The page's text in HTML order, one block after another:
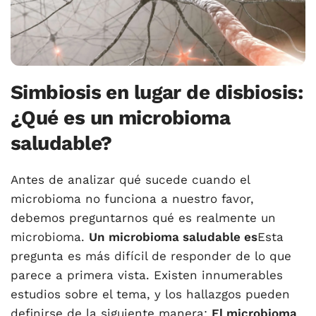
Simbiosis en lugar de disbiosis:
¿Qué es un microbioma
saludable?
Antes de analizar qué sucede cuando el
microbioma no funciona a nuestro favor,
debemos preguntarnos qué es realmente un
microbioma. Un microbioma saludable esEsta
pregunta es más difícil de responder de lo que
parece a primera vista. Existen innumerables
estudios sobre el tema, y ​​los hallazgos pueden